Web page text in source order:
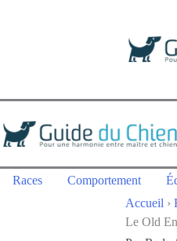
Races Comportement
Accueil ›
Le Old